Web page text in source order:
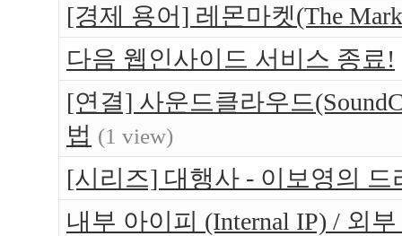
[경제 용어] 레몬마켓(The
다음 웹인사이드 서비스 종료!
[연결] 사운드클라우드
법 (1 view)
[시리즈] 대행사 - 이보영의 드
내부 아이피 (Internal IP) / 외